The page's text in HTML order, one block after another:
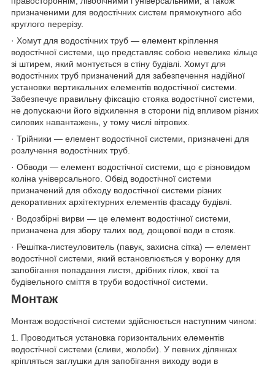
призначеними для водостічних систем прямокутного або
круглого перерізу.
· Хомут для водостічних труб — елемент кріплення
водостічної системи, що представляє собою невелике кільце
зі штирем, який монтується в стіну будівлі. Хомут для
водостічних труб призначений для забезпечення надійної
установки вертикальних елементів водостічної системи.
Забезпечує правильну фіксацію стояка водостічної системи,
не допускаючи його відхилення в сторони під впливом різних
силових навантажень, у тому числі вітрових.
· Трійники — елемент водостічної системи, призначені для
розлучення водостічних труб.
· Обводи — елемент водостічної системи, що є різновидом
коліна універсального. Обвід водостічної системи
призначений для обходу водостічної системи різних
декоративних архітектурних елементів фасаду будівлі.
· Водозбірні вирви — це елемент водостічної системи,
призначена для збору талих вод, дощової води в стояк.
· Решітка-листеуловитель (павук, захисна сітка) — елемент
водостічної системи, який встановлюється у воронку для
запобігання попадання листя, дрібних гілок, хвої та
будівельного сміття в труби водостічної системи.
Монтаж
Монтаж водостічної системи здійснюється наступним чином:
1. Проводиться установка горизонтальних елементів
водостічної системи (сливи, жолоби). У певних ділянках
кріпляться заглушки для запобігання виходу води в